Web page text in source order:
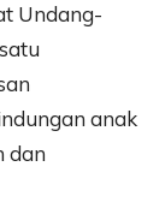
Undang-
anak
dan